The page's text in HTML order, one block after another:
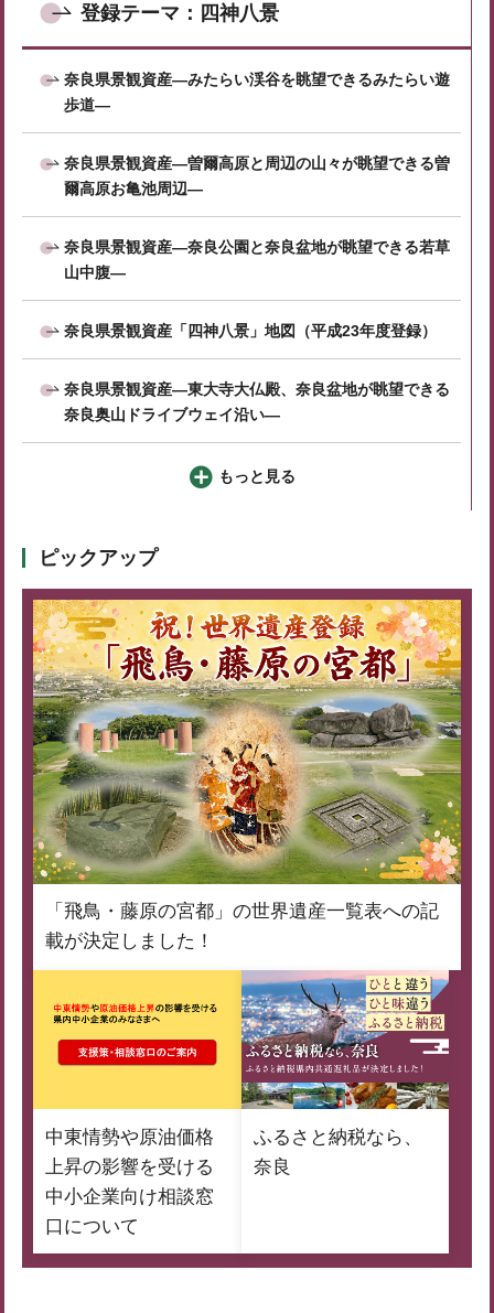
登録テーマ：四神八景
奈良県景観資産―みたらい渓谷を眺望できるみたらい遊
歩道―
奈良県景観資産―曽爾高原と周辺の山々が眺望できる曽
爾高原お亀池周辺―
奈良県景観資産―奈良公園と奈良盆地が眺望できる若草
山中腹―
奈良県景観資産「四神八景」地図（平成23年度登録）
奈良県景観資産―東大寺大仏殿、奈良盆地が眺望できる
奈良奥山ドライブウェイ沿い―
もっと見る
ピックアップ
「飛鳥・藤原の宮都」の世界遺産一覧表への記
載が決定しました！
中東情勢や原油価格
上昇の影響を受ける
中小企業向け相談窓
口について
ふるさと納税なら、
奈良